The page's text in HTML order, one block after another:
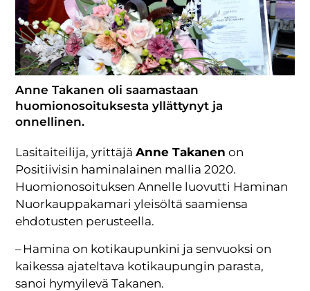
Anne Takanen oli saamastaan
huomionosoituksesta yllättynyt ja
onnellinen.
Lasitaiteilija, yrittäjäAnne Takanen on
Positiivisin haminalainen mallia 2020.
Huomionosoituksen Annelle luovutti Haminan
Nuorkauppakamari yleisöltä saamiensa
ehdotusten perusteella.
– Hamina on kotikaupunkini ja senvuoksi on
kaikessa ajateltava kotikaupungin parasta,
sanoi hymyilevä Takanen.